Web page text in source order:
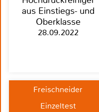
aus Einstiegs- und
Oberklasse
28.09.2022
Freischneider
Einzeltest